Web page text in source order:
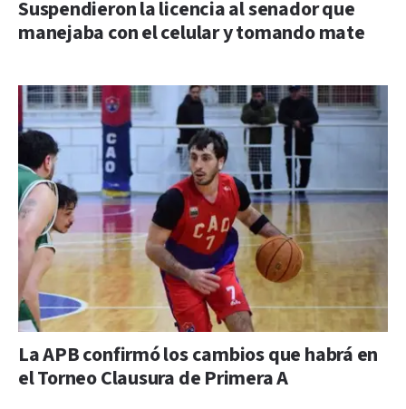
Suspendieron la licencia al senador que
manejaba con el celular y tomando mate
La APB confirmó los cambios que habrá en
el Torneo Clausura de Primera A